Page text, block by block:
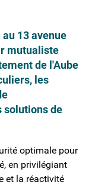
13 avenue
mutualiste
de l'Aube
les
solutions de
optimale pour
en privilégiant
et la réactivité